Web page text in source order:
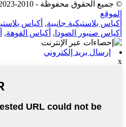
© جميع الحقوق محفوظة - 2010-2023.
الموقع
أكياس بلاستيكية جانبية, أكياس
أكياس صنبور الصودا , أكياس الفوهة,
إرسال بريد إلكتروني
x